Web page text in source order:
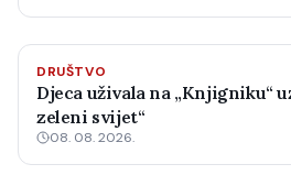
DRUŠTVO
Djeca uživala na „Knjigniku“
zeleni svijet“
08. 08. 2026.